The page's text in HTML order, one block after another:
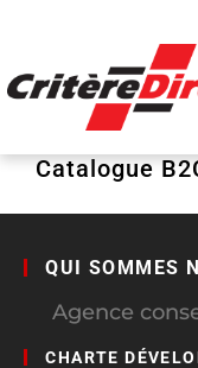
Catalogue
QUI SOMMES
Agence
CHARTE